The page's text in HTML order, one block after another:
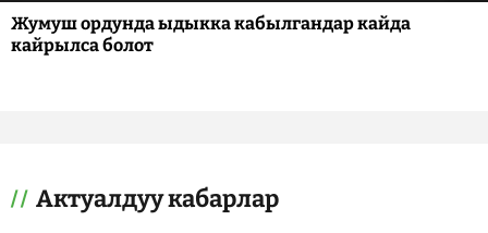
Жумуш ордунда ыдыкка кабылгандар кайда
кайрылса болот
Актуалдуу кабарлар